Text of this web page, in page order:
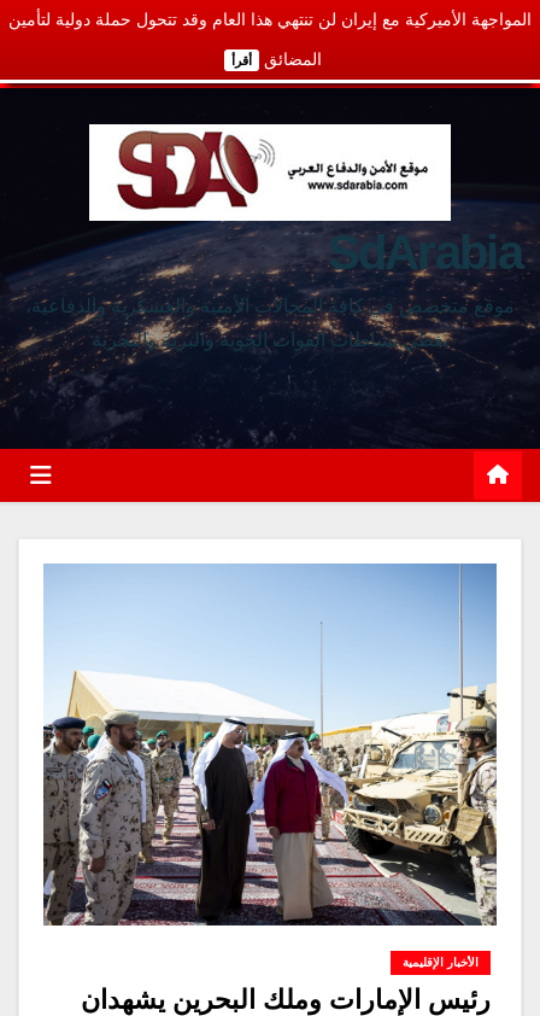
المواجهة الأميركية مع إيران لن تنتهي هذا العام وقد تتحول حملة دولية لتأمين
المضائق أقرأ
SdArabia
موقع متخصص في كافة المجالات الأمنية والعسكرية والدفاعية،
يغطي نشاطات القوات الجوية والبرية والبحرية
الأخبار الإقليمية
رئيس الإمارات وملك البحرين يشهدان